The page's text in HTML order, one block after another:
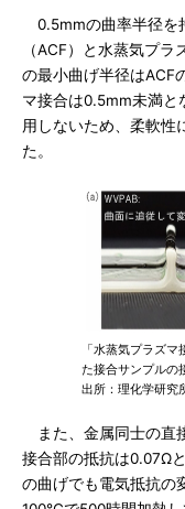
0.5mmの曲率半径を
（ACF）と水蒸気プ
の最小曲げ半径はACF
マ接合は0.5mm未満と
用しないため、柔軟性
た。
「水蒸気プラズ
た接合サンプルの
出所：理化学研究
また、金属同士の直
接合部の抵抗は0.07Ω
の曲げでも電気抵抗の